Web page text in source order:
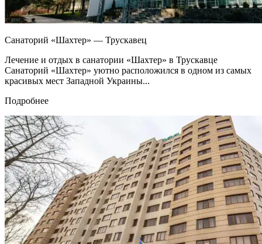
Санаторий «Шахтер» — Трускавец
Лечение и отдых в санатории «Шахтер» в Трускавце
Санаторий «Шахтер» уютно расположился в одном из самых
красивых мест Западной Украины...
Подробнее